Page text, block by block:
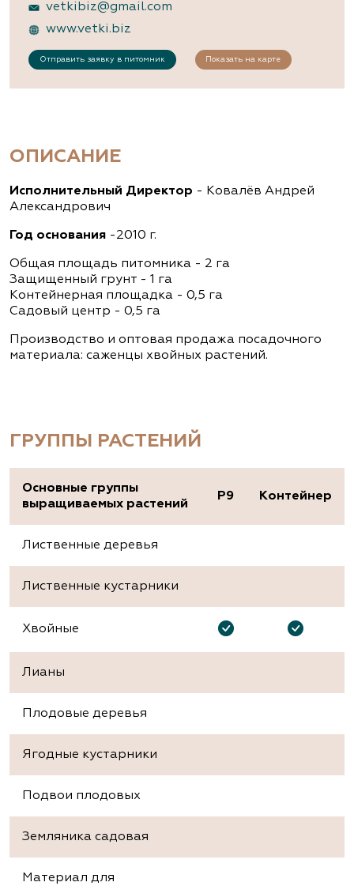
vetkibiz@gmail.com
www.vetki.biz
Отправить заявку в питомник Показать на карте
ОПИСАНИЕ
Исполнительный Директор - Ковалёв Андрей
Александрович
Год основания -2010 г.
Общая площадь питомника - 2 га
Защищенный грунт - 1 га
Контейнерная площадка - 0,5 га
Садовый центр - 0,5 га
Производство и оптовая продажа посадочного
материала: саженцы хвойных растений.
ГРУППЫ РАСТЕНИЙ
Основные группы
выращиваемых растений
P9 Контейнер
Лиственные деревья
Лиственные кустарники
Хвойные
Лианы
Плодовые деревья
Ягодные кустарники
Подвои плодовых
Земляника садовая
Материал для